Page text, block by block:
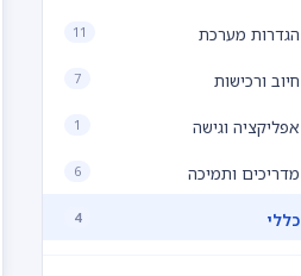
הגדרות מערכת 11
חיוב ורכישות 7
אפליקציה וגישה 1
מדריכים ותמיכה 6
כללי 4